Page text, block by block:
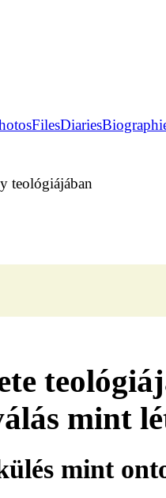
FilesDiaries
teológiájában
mint
mint